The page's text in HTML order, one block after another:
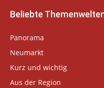
Beliebte
Panorama
Neumarkt
Kurz und wichtig
Aus der Region